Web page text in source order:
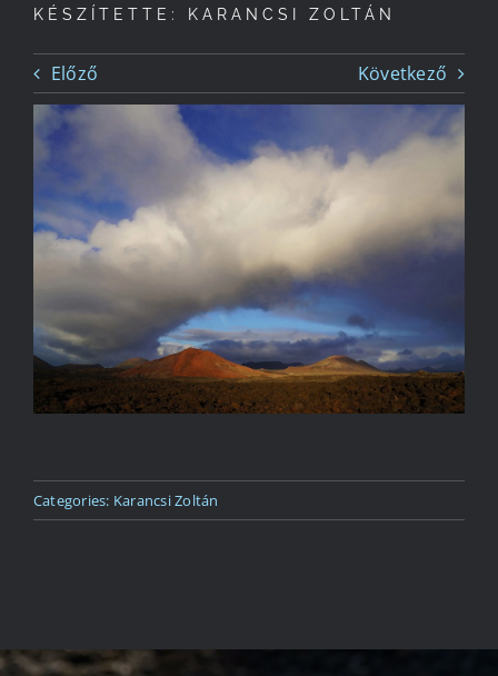
Tagjaink
Csatlakozz!
Kapcsolat
KÉSZÍTETTE: KARANCSI ZOLTÁN
Előző Következő
Categories: Karancsi Zoltán